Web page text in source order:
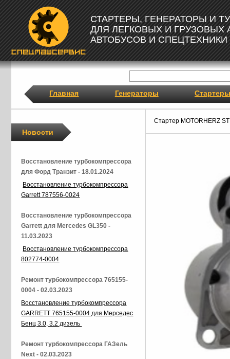
СТАРТЕРЫ, ГЕНЕРАТОРЫ И
ДЛЯ ЛЕГКОВЫХ И ГРУЗОВЫХ
АВТОБУСОВ И СПЕЦТЕХНИКИ
Главная Генераторы Стартеры
Стартер MOTORHERZ
Новости
Восстановление турбокомпрессора
для Форд Транзит - 18.01.2024
Восстановление турбокомпрессора
Garrett 787556-0024
Восстановление турбокомпрессора
Garrett для Mercedes GL350 -
11.03.2023
Восстановление турбокомпрессора
802774-0004
Ремонт турбокомпрессора 765155-
0004 - 02.03.2023
Восстановление турбокомпрессора
GARRETT 765155-0004 для Мерседес
Бенц 3.0, 3.2 дизель
Ремонт турбокомпрессора ГАЗель
Next - 02.03.2023